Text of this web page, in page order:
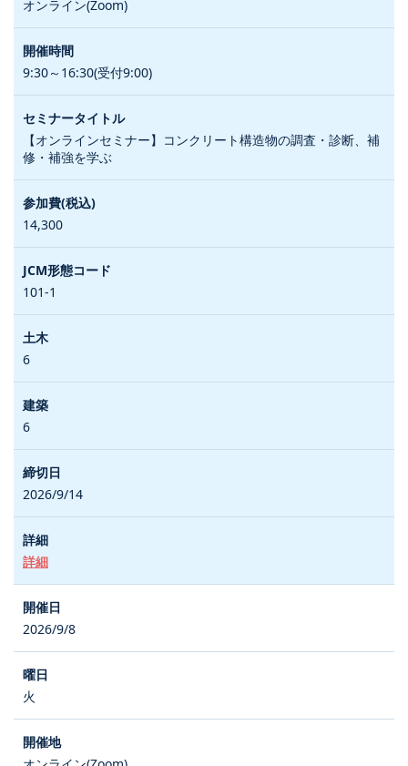
オンライン(Zoom)
9:30～16:30(受付9:00)
【オンラインセミナー】コンクリート構造物の調査・診断、補
修・補強を学ぶ
14,300
101-1
6
6
2026/9/14
詳細
2026/9/8
火